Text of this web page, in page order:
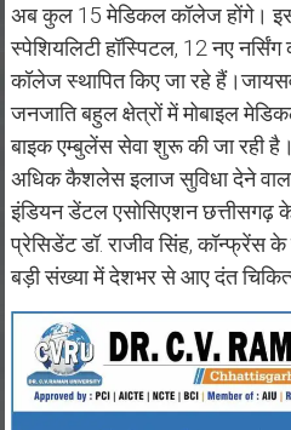
अब कुल 15 मेडिकल कॉलेज होंगे।
स्पेशियलिटी हॉस्पिटल, 12 नए
कॉलेज स्थापित किए जा रहे
जनजाति बहुल क्षेत्रों में मोबाइल
बाइक एम्बुलेंस सेवा शुरू की जा रही
अधिक कैशलेस इलाज सुविधा देने
इंडियन डेंटल एसोसिएशन छत्तीसगढ़ के
प्रेसिडेंट डॉ. राजीव सिंह, कॉन्फ्रेंस के
बड़ी संख्या में देशभर से आए दंत